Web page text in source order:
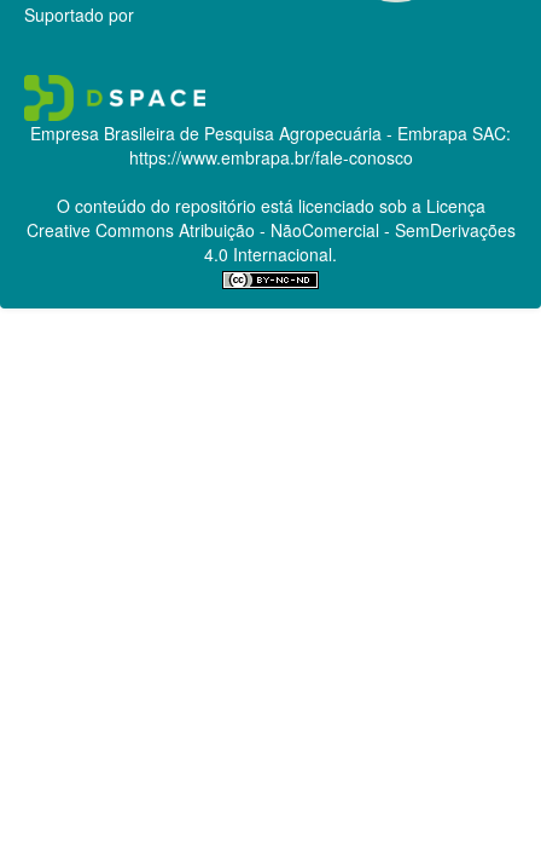
Suportado por
Empresa Brasileira de Pesquisa Agropecuária - Embrapa SAC:
https://www.embrapa.br/fale-conosco
O conteúdo do repositório está licenciado sob a Licença
Creative CommonsAtribuição - NãoComercial - SemDerivações
4.0 Internacional.